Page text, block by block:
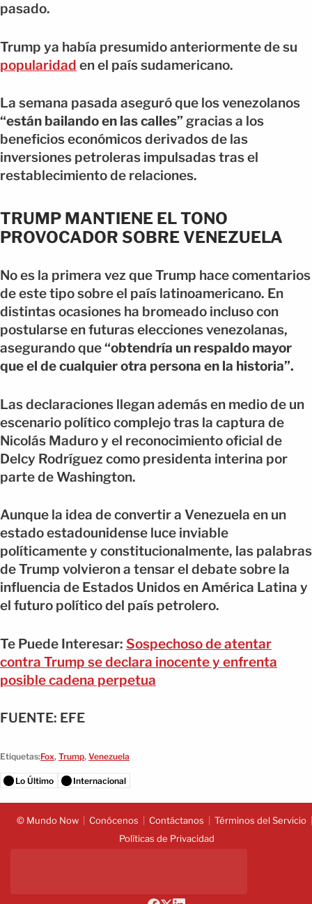
pasado.
Trump ya había presumido anteriormente de su
popularidad en el país sudamericano.
La semana pasada aseguró que los venezolanos
“están bailando en las calles” gracias a los
beneficios económicos derivados de las
inversiones petroleras impulsadas tras el
restablecimiento de relaciones.
TRUMP MANTIENE EL TONO
PROVOCADOR SOBRE VENEZUELA
No es la primera vez que Trump hace comentarios
de este tipo sobre el país latinoamericano. En
distintas ocasiones ha bromeado incluso con
postularse en futuras elecciones venezolanas,
asegurando que“obtendría un respaldo mayor
que el de cualquier otra persona en la historia”.
Las declaraciones llegan además en medio de un
escenario político complejo tras la captura de
Nicolás Maduro y el reconocimiento oficial de
Delcy Rodríguez como presidenta interina por
parte de Washington.
Aunque la idea de convertir a Venezuela en un
estado estadounidense luce inviable
políticamente y constitucionalmente, las palabras
de Trump volvieron a tensar el debate sobre la
influencia de Estados Unidos en América Latina y
el futuro político del país petrolero.
Te Puede Interesar: Sospechoso de atentar
contra Trump se declara inocente y enfrenta
posible cadena perpetua
FUENTE: EFE
Etiquetas:Fox, Trump, Venezuela
Lo Último Internacional
© Mundo Now Conócenos Contáctanos
Términos del Servicio
Políticas de Privacidad